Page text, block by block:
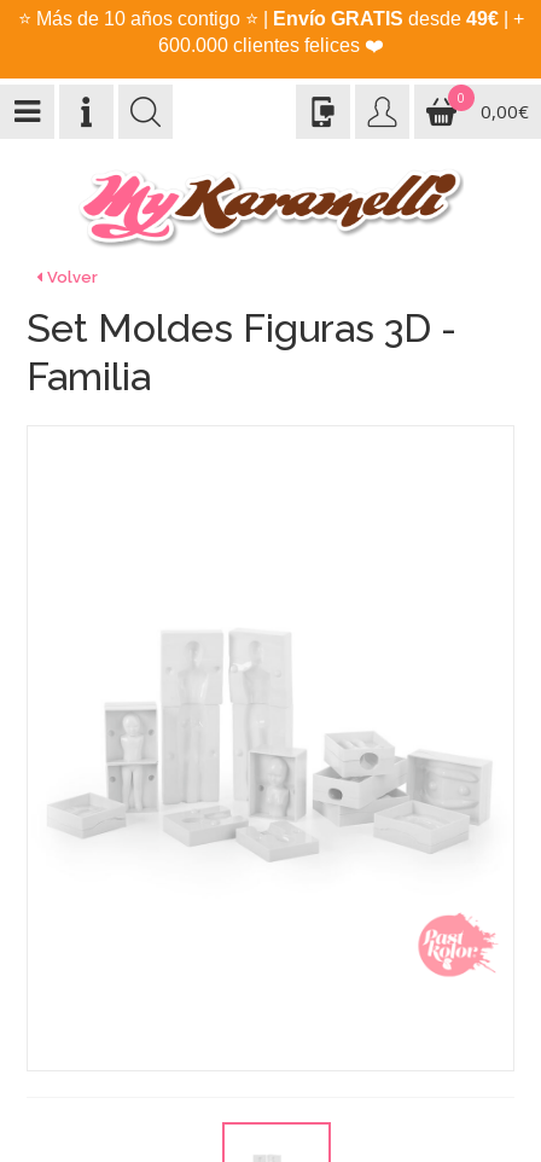
⭐ Más de 10 años contigo ⭐ Envío GRATIS desde 49€| +
600.000 clientes felices ❤️
0
0,00€
Volver
Set Moldes Figuras 3D -
Familia